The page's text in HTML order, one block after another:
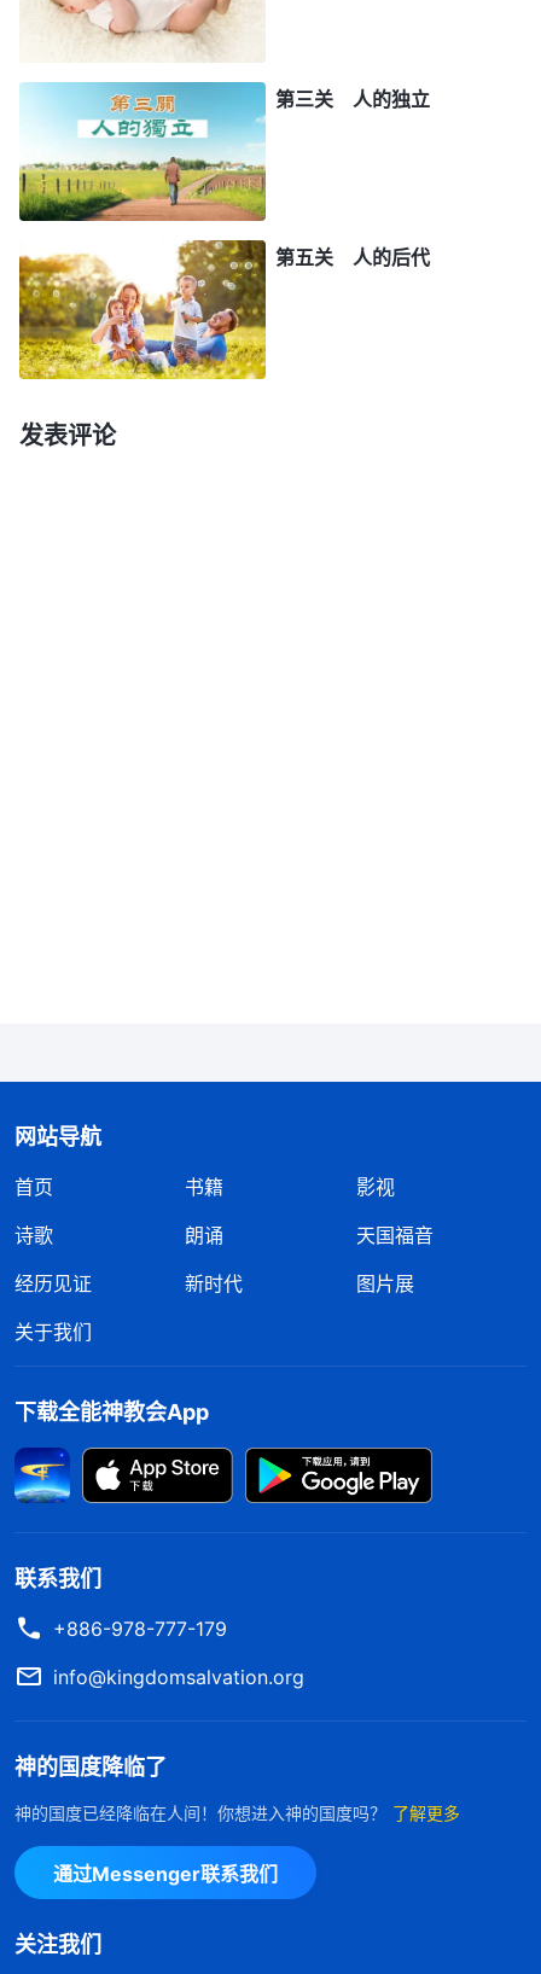
个千载难逢、稍纵即逝的机会。人花费毕生的精力都
在与命运抗争，一生都忙碌于养家糊口、穿梭于功名
利禄之间。人宝爱的是亲情、金钱与名利，人把亲
情、金钱与名利看为一生中最有价值的东西，尽管人
都埋怨命运多舛，但人还是把“人为什么活着，人当
怎样活着，人活着的价值与意义”这些人最该明白与
探求的问题置于脑后，一生无论多少年只为追求名利
而奔波，直到人的青春不再，直到两鬓斑白，直到容
颜老去，直到人意识到名利不能阻挡人衰老的步伐，
金钱填补不了人心灵的空虚，直到人明白谁都不能逃
排。当人不得不面对人生中的最后一关的时候，人才
一去不回头。光阴似箭，日月如梭，在不经意间人就
这样送走了一生的黄金期。当人即将告别这个世界的
远，人再也无力抓住任何一样原本属于自己的东西，
此时，人才真正地感觉到原来自己如呱呱坠地的婴儿
一样依然一无所有。这个时候，人不得不开始思索自
己的一生都做了什么，活着的价值是什么，活着的意
义是什么，人为什么要来到这个世上，也正是这个时
候，人便越来越想知道是否真的有来世，是否真的有
上天，是否真的有报应……人越是临近死亡，越想明
灵的空虚；越是临近死亡，越觉得无依无靠，所以，
人能产生这些表现，究其原因不外乎有两点：其一，
人即将失去人在人世间所赖以生存的名或利，即将告
别人的眼目能看得见的这个人世间的一切；其二，人
即将独自面对另外一个陌生的世界，面对的是一个未
中人没有任何的亲人与依靠。这两方面原因让所有面
对死亡的人心神不宁，让每一个临及死亡的人感觉到
前所未有的慌张与无所适从。当一个人真正走到这一
步的时候，人才知道一个人来到世上首先应该明白人
第三关 人的独立
第五关 人的后代
发表评论
网站导航
首页 书籍
影视
诗歌
朗诵
天国福音
经历见证
新时代
图片展
关于我们
下载全能神教会App
联系我们
+886-978-777-179
info@kingdomsalvation.org
神的国度降临了
神的国度已经降临在人间！你想进入神的国度吗？ 了解更多
通过Messenger联系我们
关注我们